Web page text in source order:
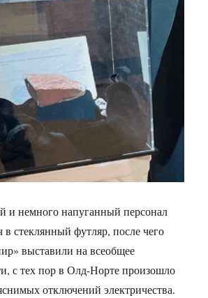
и немного напуганный персонал
стеклянный футляр, после чего
выставили на всеобщее
с тех пор в Олд-Норте произошло
отключений электричества.